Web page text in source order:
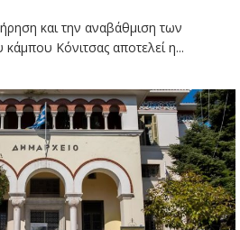
και την αναβάθμιση των
Κόνιτσας αποτελεί η...